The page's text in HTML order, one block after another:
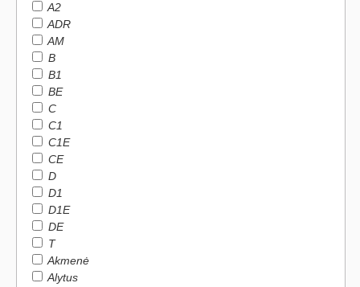
A2
ADR
AM
B
B1
BE
C
C1
C1E
CE
D
D1
D1E
DE
T
Akmenė
Alytus